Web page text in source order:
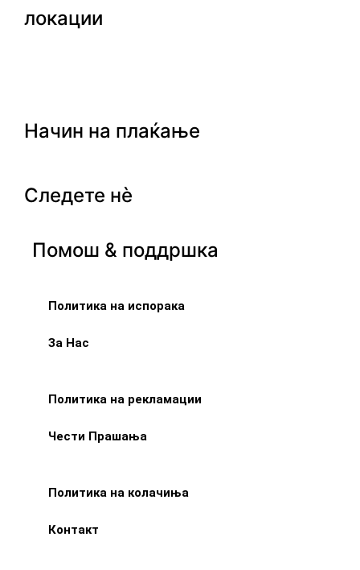
локации
Начин на плаќање
Следете нè
Помош & поддршка
Политика на испорака
За Нас
Политика на рекламации
Чести Прашања
Политика на колачиња
Контакт